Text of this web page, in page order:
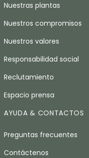
Nuestras plantas
Nuestros compromisos
Nuestros valores
Responsabilidad social
Reclutamiento
Espacio prensa
AYUDA & CONTACTOS
Preguntas frecuentes
Contáctenos